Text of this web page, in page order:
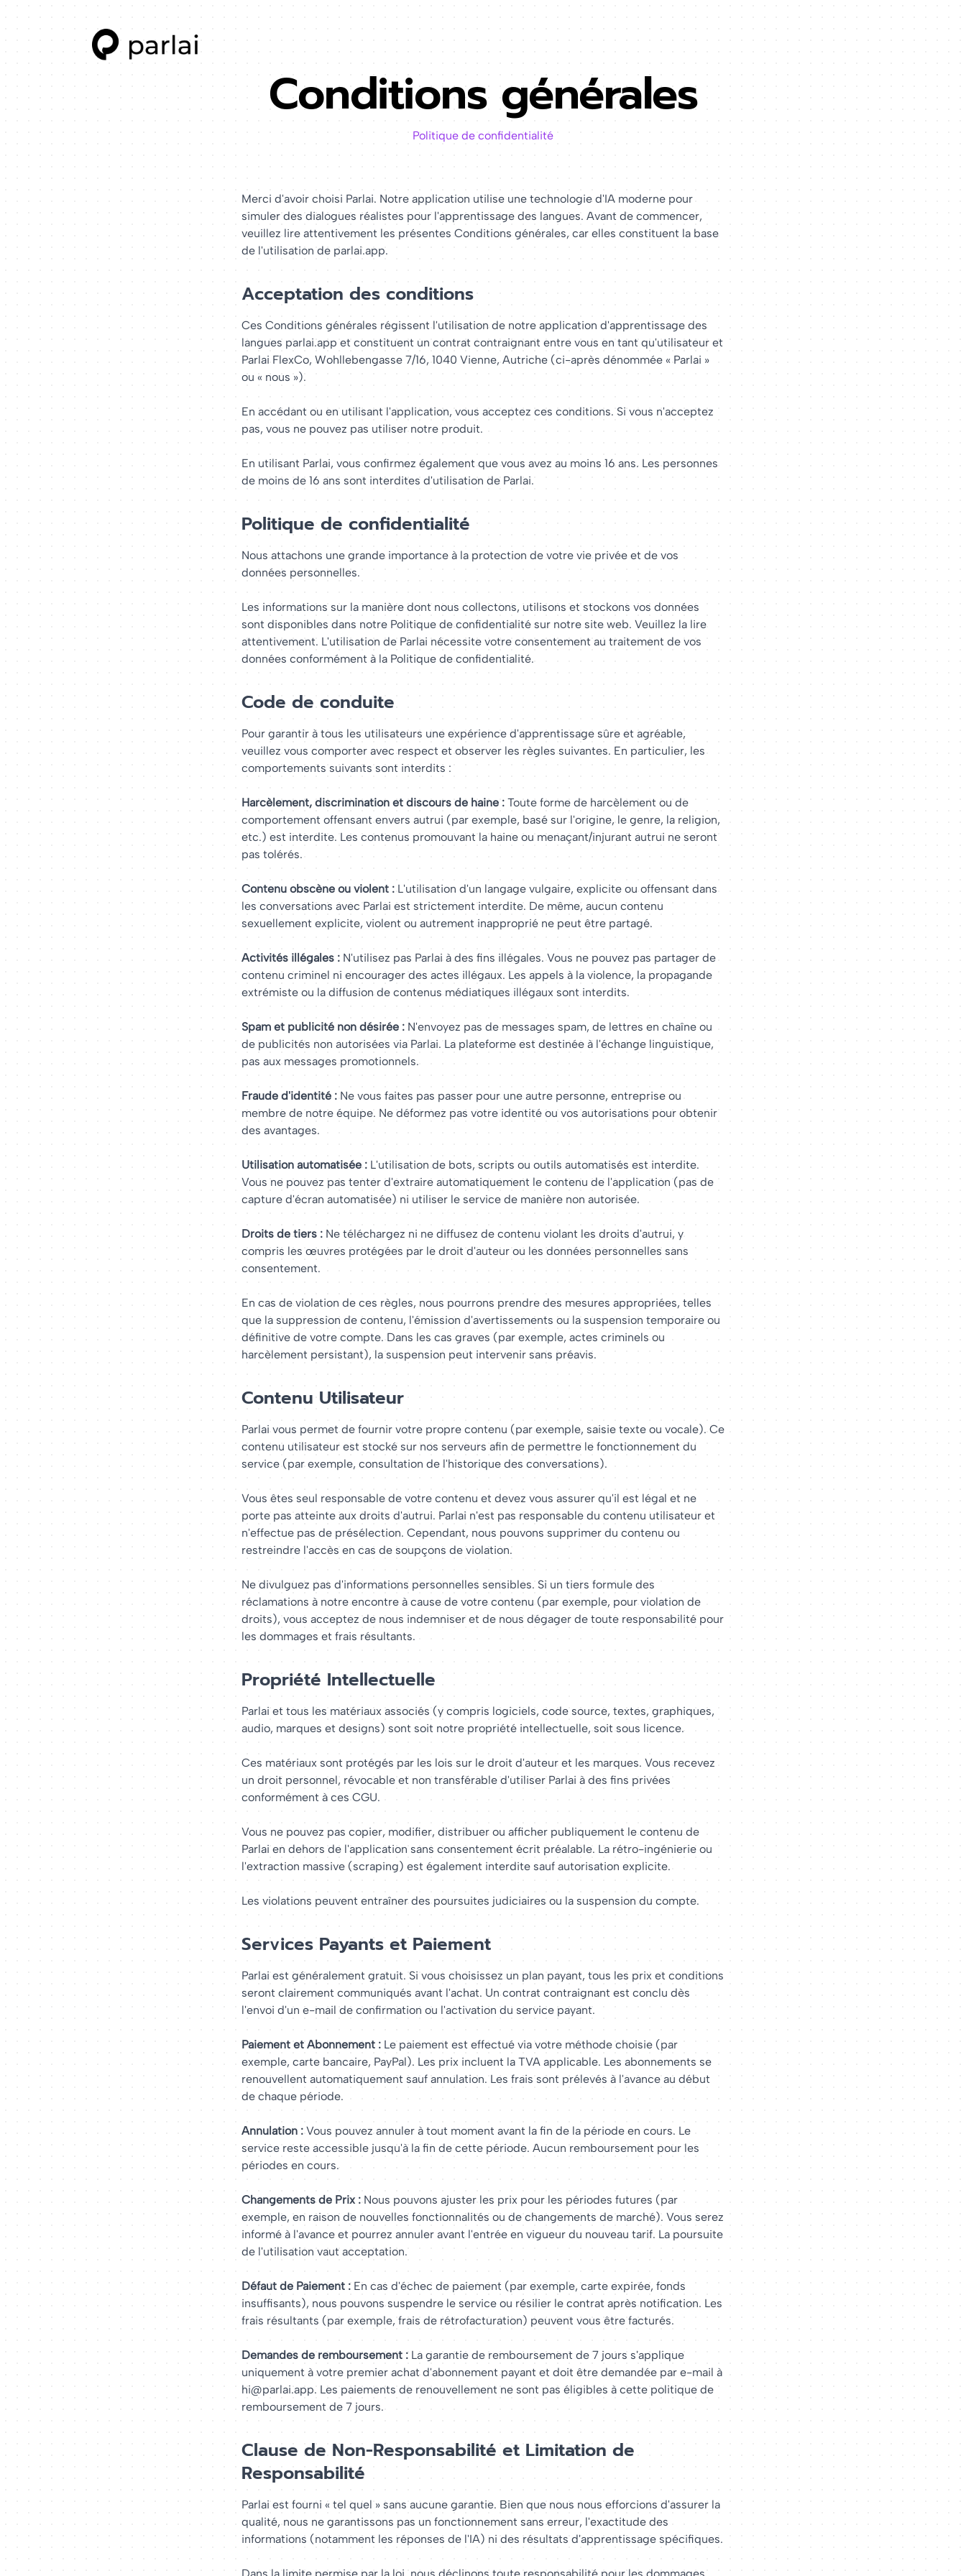
Conditions générales
Politique de confidentialité
Merci d'avoir choisi Parlai. Notre application utilise une technologie d'IA moderne pour
simuler des dialogues réalistes pour l'apprentissage des langues. Avant de commencer,
veuillez lire attentivement les présentes Conditions générales, car elles constituent la base
de l'utilisation de parlai.app.
Acceptation des conditions
Ces Conditions générales régissent l'utilisation de notre application d'apprentissage des
langues parlai.app et constituent un contrat contraignant entre vous en tant qu'utilisateur et
Parlai FlexCo, Wohllebengasse 7/16, 1040 Vienne, Autriche (ci-après dénommée « Parlai »
ou « nous »).
En accédant ou en utilisant l'application, vous acceptez ces conditions. Si vous n'acceptez
pas, vous ne pouvez pas utiliser notre produit.
En utilisant Parlai, vous confirmez également que vous avez au moins 16 ans. Les personnes
de moins de 16 ans sont interdites d'utilisation de Parlai.
Politique de confidentialité
Nous attachons une grande importance à la protection de votre vie privée et de vos
données personnelles.
Les informations sur la manière dont nous collectons, utilisons et stockons vos données
sont disponibles dans notre Politique de confidentialité sur notre site web. Veuillez la lire
attentivement. L'utilisation de Parlai nécessite votre consentement au traitement de vos
données conformément à la Politique de confidentialité.
Code de conduite
Pour garantir à tous les utilisateurs une expérience d'apprentissage sûre et agréable,
veuillez vous comporter avec respect et observer les règles suivantes. En particulier, les
comportements suivants sont interdits :
Harcèlement, discrimination et discours de haine : Toute forme de harcèlement ou de
comportement offensant envers autrui (par exemple, basé sur l'origine, le genre, la religion,
etc.) est interdite. Les contenus promouvant la haine ou menaçant/injurant autrui ne seront
pas tolérés.
Contenu obscène ou violent : L'utilisation d'un langage vulgaire, explicite ou offensant dans
les conversations avec Parlai est strictement interdite. De même, aucun contenu
sexuellement explicite, violent ou autrement inapproprié ne peut être partagé.
Activités illégales : N'utilisez pas Parlai à des fins illégales. Vous ne pouvez pas partager de
contenu criminel ni encourager des actes illégaux. Les appels à la violence, la propagande
extrémiste ou la diffusion de contenus médiatiques illégaux sont interdits.
Spam et publicité non désirée : N'envoyez pas de messages spam, de lettres en chaîne ou
de publicités non autorisées via Parlai. La plateforme est destinée à l'échange linguistique,
pas aux messages promotionnels.
Fraude d'identité : Ne vous faites pas passer pour une autre personne, entreprise ou
membre de notre équipe. Ne déformez pas votre identité ou vos autorisations pour obtenir
des avantages.
Utilisation automatisée : L'utilisation de bots, scripts ou outils automatisés est interdite.
Vous ne pouvez pas tenter d'extraire automatiquement le contenu de l'application (pas de
capture d'écran automatisée) ni utiliser le service de manière non autorisée.
Droits de tiers : Ne téléchargez ni ne diffusez de contenu violant les droits d'autrui, y
compris les œuvres protégées par le droit d'auteur ou les données personnelles sans
consentement.
En cas de violation de ces règles, nous pourrons prendre des mesures appropriées, telles
que la suppression de contenu, l'émission d'avertissements ou la suspension temporaire ou
définitive de votre compte. Dans les cas graves (par exemple, actes criminels ou
harcèlement persistant), la suspension peut intervenir sans préavis.
Contenu Utilisateur
Parlai vous permet de fournir votre propre contenu (par exemple, saisie texte ou vocale). Ce
contenu utilisateur est stocké sur nos serveurs afin de permettre le fonctionnement du
service (par exemple, consultation de l'historique des conversations).
Vous êtes seul responsable de votre contenu et devez vous assurer qu'il est légal et ne
porte pas atteinte aux droits d'autrui. Parlai n'est pas responsable du contenu utilisateur et
n'effectue pas de présélection. Cependant, nous pouvons supprimer du contenu ou
restreindre l'accès en cas de soupçons de violation.
Ne divulguez pas d'informations personnelles sensibles. Si un tiers formule des
réclamations à notre encontre à cause de votre contenu (par exemple, pour violation de
droits), vous acceptez de nous indemniser et de nous dégager de toute responsabilité pour
les dommages et frais résultants.
Propriété Intellectuelle
Parlai et tous les matériaux associés (y compris logiciels, code source, textes, graphiques,
audio, marques et designs) sont soit notre propriété intellectuelle, soit sous licence.
Ces matériaux sont protégés par les lois sur le droit d'auteur et les marques. Vous recevez
un droit personnel, révocable et non transférable d'utiliser Parlai à des fins privées
conformément à ces CGU.
Vous ne pouvez pas copier, modifier, distribuer ou afficher publiquement le contenu de
Parlai en dehors de l'application sans consentement écrit préalable. La rétro-ingénierie ou
l'extraction massive (scraping) est également interdite sauf autorisation explicite.
Les violations peuvent entraîner des poursuites judiciaires ou la suspension du compte.
Services Payants et Paiement
Parlai est généralement gratuit. Si vous choisissez un plan payant, tous les prix et conditions
seront clairement communiqués avant l'achat. Un contrat contraignant est conclu dès
l'envoi d'un e-mail de confirmation ou l'activation du service payant.
Paiement et Abonnement : Le paiement est effectué via votre méthode choisie (par
exemple, carte bancaire, PayPal). Les prix incluent la TVA applicable. Les abonnements se
renouvellent automatiquement sauf annulation. Les frais sont prélevés à l'avance au début
de chaque période.
Annulation : Vous pouvez annuler à tout moment avant la fin de la période en cours. Le
service reste accessible jusqu'à la fin de cette période. Aucun remboursement pour les
périodes en cours.
Changements de Prix : Nous pouvons ajuster les prix pour les périodes futures (par
exemple, en raison de nouvelles fonctionnalités ou de changements de marché). Vous serez
informé à l'avance et pourrez annuler avant l'entrée en vigueur du nouveau tarif. La poursuite
de l'utilisation vaut acceptation.
Défaut de Paiement : En cas d'échec de paiement (par exemple, carte expirée, fonds
insuffisants), nous pouvons suspendre le service ou résilier le contrat après notification. Les
frais résultants (par exemple, frais de rétrofacturation) peuvent vous être facturés.
Demandes de remboursement : La garantie de remboursement de 7 jours s'applique
uniquement à votre premier achat d'abonnement payant et doit être demandée par e-mail à
hi@parlai.app. Les paiements de renouvellement ne sont pas éligibles à cette politique de
remboursement de 7 jours.
Clause de Non-Responsabilité et Limitation de
Responsabilité
Parlai est fourni « tel quel » sans aucune garantie. Bien que nous nous efforcions d'assurer la
qualité, nous ne garantissons pas un fonctionnement sans erreur, l'exactitude des
informations (notamment les réponses de l'IA) ni des résultats d'apprentissage spécifiques.
Dans la limite permise par la loi, nous déclinons toute responsabilité pour les dommages